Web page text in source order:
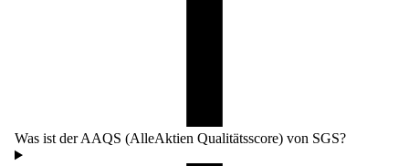
Was ist der AAQS (AlleAktien Qualitätsscore) von SGS?